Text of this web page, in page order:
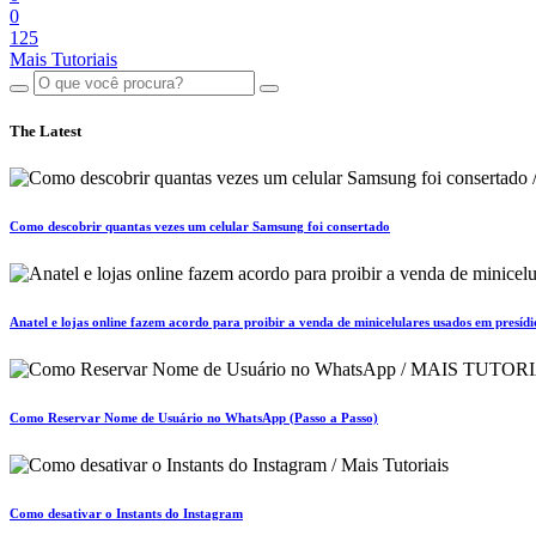
0
125
Mais Tutoriais
The Latest
Como descobrir quantas vezes um celular Samsung foi consertado
Anatel e lojas online fazem acordo para proibir a venda de minicelulares usados em
Como Reservar Nome de Usuário no WhatsApp (Passo a Passo)
Como desativar o Instants do Instagram